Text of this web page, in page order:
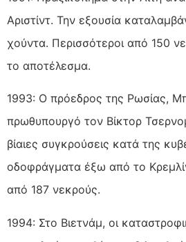
Αριστίντ. Την εξουσία
χούντα. Περισσότεροι από 150
το αποτέλεσμα.
1993: Ο πρόεδρος της Ρωσίας,
πρωθυπουργό τον Βίκτορ
βίαιες συγκρούσεις κατά της
οδοφράγματα έξω από το
από 187 νεκρούς.
1994: Στο Βιετνάμ, οι